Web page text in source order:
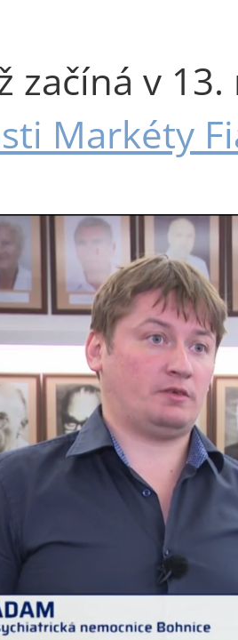
začíná v
Markéty